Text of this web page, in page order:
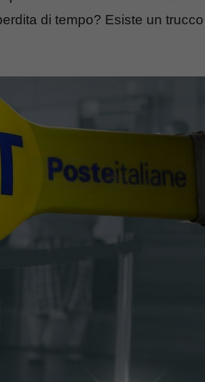
di tempo? Esiste un trucco